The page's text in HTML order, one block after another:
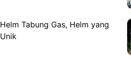
Helm Tabung Gas, Helm yang
Unik